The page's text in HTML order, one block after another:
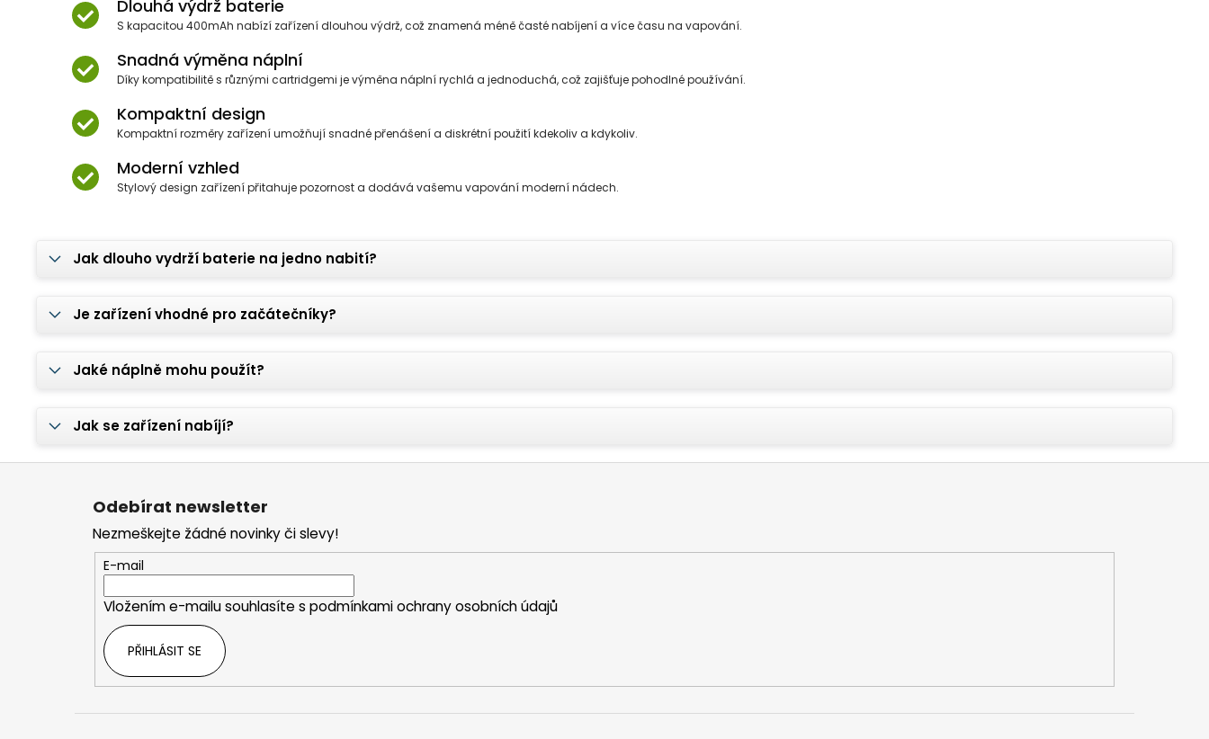
Dlouhá výdrž baterie
S kapacitou 400mAh nabízí zařízení dlouhou výdrž, což znamená méně časté nabíjení a více času na vapování.
Snadná výměna náplní
Díky kompatibilitě s různými cartridgemi je výměna náplní rychlá a jednoduchá, což zajišťuje pohodlné používání.
Kompaktní design
Kompaktní rozměry zařízení umožňují snadné přenášení a diskrétní použití kdekoliv a kdykoliv.
Moderní vzhled
Stylový design zařízení přitahuje pozornost a dodává vašemu vapování moderní nádech.
Jak dlouho vydrží baterie na jedno nabití?
Je zařízení vhodné pro začátečníky?
Jaké náplně mohu použít?
Jak se zařízení nabíjí?
Z
Odebírat newsletter
Nezmeškejte žádné novinky či slevy!
E-mail
Vložením e-mailu souhlasíte s podmínkami ochrany osobních údajů
PŘIHLÁSIT SE